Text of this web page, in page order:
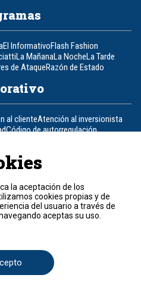
El InformativoFlash Fashion
La MañanaLa NocheLa Tarde
de AtaqueRazón de Estado
al clienteAtención al inversionista
Código de autorregulación
La RepúblicaRCN Comerciales
NovelasFidesTDT
Televisión RCN Total
(601) 426 92 92
la aceptación de los
cookies propias y de
del usuario a través de
aceptas su uso.